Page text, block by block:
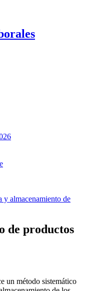
y almacenamiento de
de productos
un método sistemático